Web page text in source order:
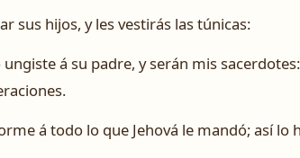
sus hijos, y les vestirás las túnicas:
á su padre, y serán mis
á todo lo que Jehová le mandó; así lo